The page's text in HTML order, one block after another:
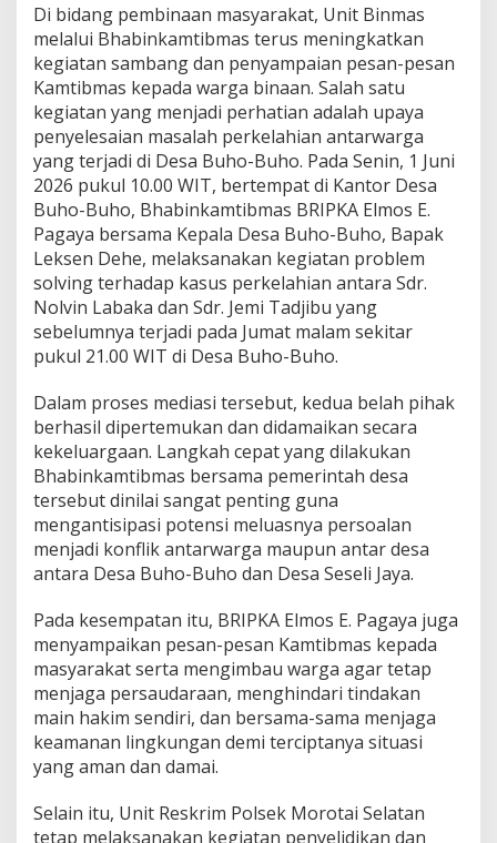
a
r
g
a
a
n
Di bidang pembinaan masyarakat, Unit Binmas
melalui Bhabinkamtibmas terus meningkatkan
kegiatan sambang dan penyampaian pesan-pesan
Kamtibmas kepada warga binaan. Salah satu
kegiatan yang menjadi perhatian adalah upaya
penyelesaian masalah perkelahian antarwarga
yang terjadi di Desa Buho-Buho. Pada Senin, 1 Juni
2026 pukul 10.00 WIT, bertempat di Kantor Desa
Buho-Buho, Bhabinkamtibmas BRIPKA Elmos E.
Pagaya bersama Kepala Desa Buho-Buho, Bapak
Leksen Dehe, melaksanakan kegiatan problem
solving terhadap kasus perkelahian antara Sdr.
Nolvin Labaka dan Sdr. Jemi Tadjibu yang
sebelumnya terjadi pada Jumat malam sekitar
pukul 21.00 WIT di Desa Buho-Buho.
Dalam proses mediasi tersebut, kedua belah pihak
berhasil dipertemukan dan didamaikan secara
kekeluargaan. Langkah cepat yang dilakukan
Bhabinkamtibmas bersama pemerintah desa
tersebut dinilai sangat penting guna
mengantisipasi potensi meluasnya persoalan
menjadi konflik antarwarga maupun antar desa
antara Desa Buho-Buho dan Desa Seseli Jaya.
Pada kesempatan itu, BRIPKA Elmos E. Pagaya juga
menyampaikan pesan-pesan Kamtibmas kepada
masyarakat serta mengimbau warga agar tetap
menjaga persaudaraan, menghindari tindakan
main hakim sendiri, dan bersama-sama menjaga
keamanan lingkungan demi terciptanya situasi
yang aman dan damai.
Selain itu, Unit Reskrim Polsek Morotai Selatan
tetap melaksanakan kegiatan penyelidikan dan